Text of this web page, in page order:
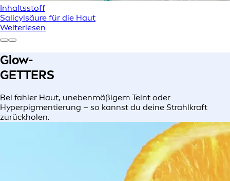
Inhaltsstoff
Salicylsäure für die Haut
Weiterlesen
Glow-
GETTERS
Bei fahler Haut, unebenmäßigem Teint oder
Hyperpigmentierung – so kannst du deine Strahlkraft
zurückholen.